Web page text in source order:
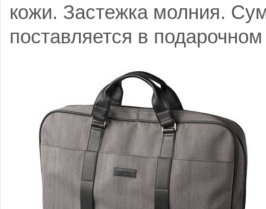
кожи. Застежка молния.
поставляется в